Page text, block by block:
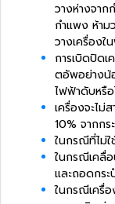
วางห่างจา
กำแพง ห้าม
วางเครื่องใ
การเบิดปิดเ
ตอัพอย่างน้
ไฟฟ้าดับหรื
เครื่องจะไม่
10% จากกร
ในกรณีที่ไม่
ในกรณีเคลื่
และถอดกร
ในกรณีเครื่